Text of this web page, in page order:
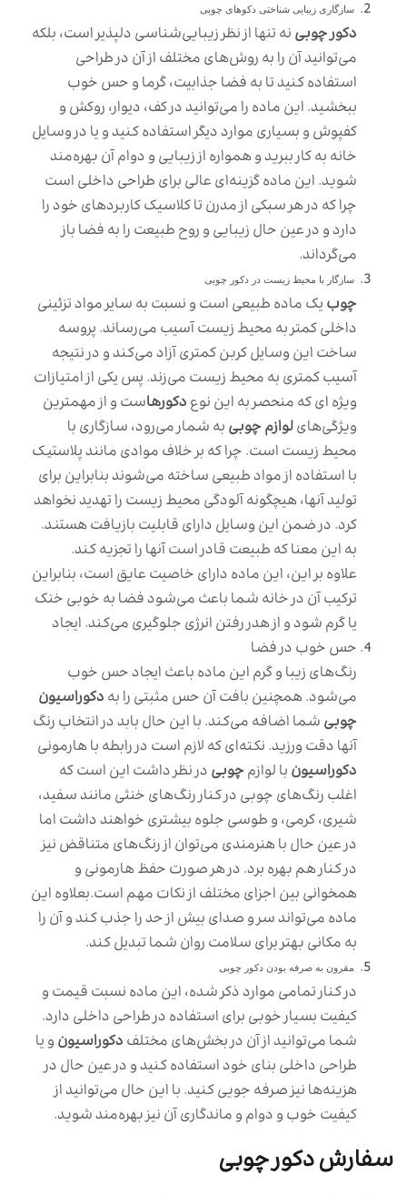
سازگاری زیبایی شناختی دکوهای چوبی
دکور چوبینه تنها از نظر زیبایی‌شناسی دلپذیر است، بلکه
می‌توانید آن را به روش‌های مختلف از آن در طراحی
استفاده کنید تا به فضا جذابیت، گرما و حس خوب
ببخشید. این ماده را می‌توانید در کف، دیوار، روکش و
کفپوش و بسیاری موارد دیگر استفاده کنید و یا در وسایل
خانه به کار ببرید و همواره از زیبایی و دوام آن بهره‌مند
شوید. این ماده گزینه‌ای عالی برای طراحی داخلی است
چرا که در هر سبکی از مدرن تا کلاسیک کاربردهای خود را
دارد و در عین حال زیبایی و روح طبیعت را به فضا باز
می‌گرداند.
سازگار با محیط زیست در دکور چوبی
چوبیک ماده طبیعی است و نسبت به سایر مواد تزئینی
داخلی کمتر به محیط زیست آسیب می‌رساند. پروسه
ساخت این وسایل کربن کمتری آزاد می‌کند و در نتیجه
آسیب کمتری به محیط زیست می‌زند. پس یکی از امتیازات
ویژه ای که منحصر به این نوعدکورهاست و از مهمترین
ویژگی‌هایلوازم چوبیبه شمار می‌رود، سازگاری با
محیط زیست است. چرا که بر خلاف موادی مانند پلاستیک
با استفاده از مواد طبیعی ساخته می‌شوند بنابراین برای
تولید آنها، هیچگونه آلودگی محیط زیست را تهدید نخواهد
کرد. در ضمن این وسایل دارای قابلیت بازیافت هستند.
به این معنا که طبیعت قادر است آنها را تجزیه کند.
علاوه بر این، این ماده دارای خاصیت عایق است، بنابراین
ترکیب آن در خانه شما باعث می‌شود فضا به خوبی خنک
یا گرم شود و از هدر رفتن انرژی جلوگیری می‌کند. ایجاد
حس خوب در فضا
رنگ‌های زیبا و گرم این ماده باعث ایجاد حس خوب
می‌شود. همچنین بافت آن حس مثبتی را بهدکوراسیون
چوبیشما اضافه می‌کند. با این حال بابد در انتخاب رنگ
آنها دقت ورزید. نکته‌ای که لازم است در رابطه با هارمونی
دکوراسیونبا لوازمچوبیدر نظر داشت این است که
اغلب رنگ‌های چوبی در کنار رنگ‌های خنثی مانند سفید،
شیری، کرمی، و طوسی جلوه بیشتری خواهند داشت اما
در عین حال با هنرمندی می‌توان از رنگ‌های متناقض نیز
در کنار هم بهره برد. در هر صورت حفظ هارمونی و
همخوانی بین اجزای مختلف از نکات مهم است.بعلاوه این
ماده می‌تواند سر و صدای بیش از حد را جذب کند و آن را
به مکانی بهتر برای سلامت روان شما تبدیل کند.
مقرون به صرفه بودن دکور چوبی
در کنار تمامی موارد ذکر شده، این ماده نسبت قیمت و
کیفیت بسیار خوبی برای استفاده در طراحی داخلی دارد.
شما می‌توانید از آن در بخش‌های مختلفدکوراسیونو یا
طراحی داخلی بنای خود استفاده کنید و در عین حال در
هزینه‌ها نیز صرفه جویی کنید. با این حال می‌توانید از
کیفیت خوب و دوام و ماندگاری آن نیز بهره‌مند شوید.
سفارش دکور چوبی